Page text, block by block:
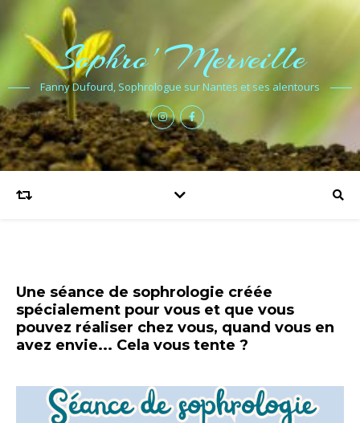
Sophro' Merveille
Fanny Dufourd, Sophrologue sur Nantes et ses alentours
Une séance de sophrologie créée
spécialement pour vous et que vous
pouvez réaliser chez vous, quand vous en
avez envie... Cela vous tente ?